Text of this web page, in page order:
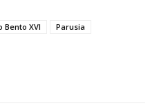
Bento XVI
Parusia